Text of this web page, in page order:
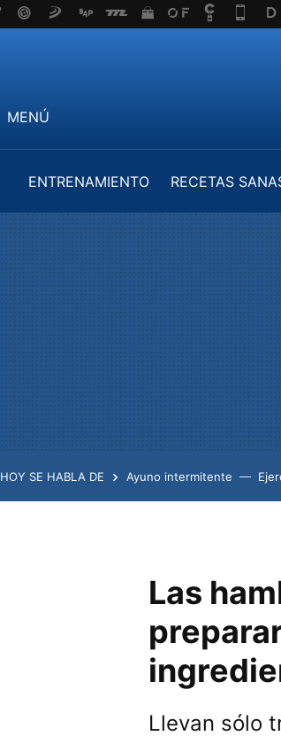
MENÚ
ENTRENAMIENTO RECETAS
HOY SE HABLA DE Ayuno intermitente
Las
Llevan sólo